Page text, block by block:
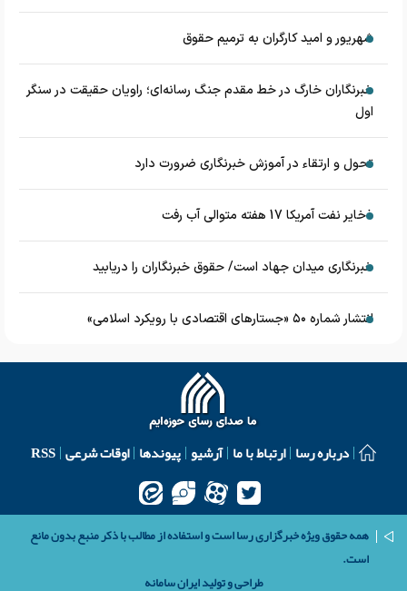
شهریور و امید کارگران به ترمیم حقوق
خبرنگاران خارگ در خط مقدم جنگ رسانه‌ای؛ راویان حقیقت در سنگر
اول
تحول و ارتقاء در آموزش خبرنگاری ضرورت دارد
ذخایر نفت آمریکا 17 هفته متوالی آب رفت
خبرنگاری میدان جهاد است/ حقوق خبرنگاران را دریابید
انتشار شماره ۵۰ «جستارهای اقتصادی با رویکرد اسلامی»
درباره رسا ارتباط با ما آرشیو پیوندها اوقات شرعی RSS
همه حقوق ویژه خبرگزاری رسا است و استفاده از مطالب با ذکر منبع بدون مانع
است.
طراحی و تولیدایران سامانه